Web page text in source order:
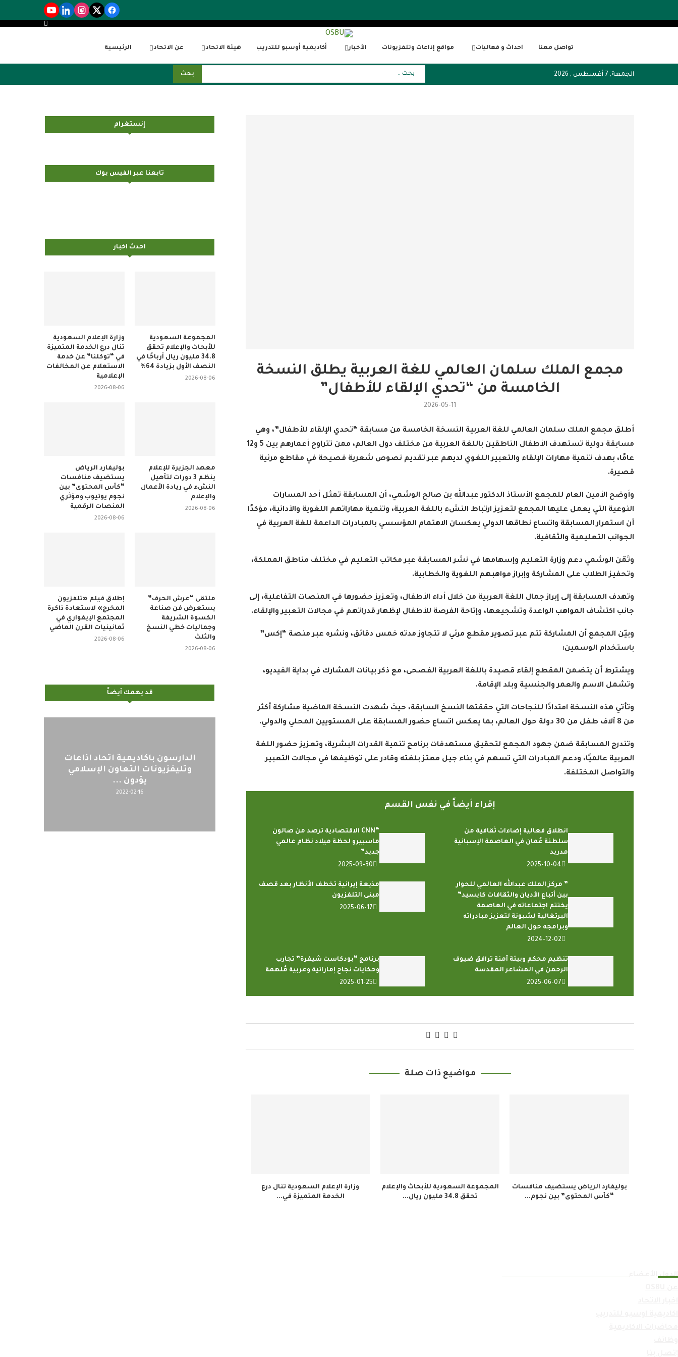
الرئيسية عن الاتحاد هيئة الاتحاد أكاديمية أوسبو للتدريب الأخبار مواقع إذاعات وتلفزيونات احداث و فعاليات تواصل معنا
الجمعة, 7 أغسطس , 2026 بحث
مجمع الملك سلمان العالمي للغة العربية يطلق النسخة
الخامسة من “تحدي الإلقاء للأطفال”
2026-05-11
أطلق مجمع الملك سلمان العالمي للغة العربية النسخة الخامسة من مسابقة “تحدي الإلقاء للأطفال”، وهي
مسابقة دولية تستهدف الأطفال الناطقين باللغة العربية من مختلف دول العالم، ممن تتراوح أعمارهم بين 5 و12
عامًا، بهدف تنمية مهارات الإلقاء والتعبير اللغوي لديهم عبر تقديم نصوص شعرية فصيحة في مقاطع مرئية
قصيرة.
وأوضح الأمين العام للمجمع الأستاذ الدكتور عبدالله بن صالح الوشمي، أن المسابقة تمثل أحد المسارات
النوعية التي يعمل عليها المجمع لتعزيز ارتباط النشء باللغة العربية، وتنمية مهاراتهم اللغوية والأدائية، مؤكدًا
أن استمرار المسابقة واتساع نطاقها الدولي يعكسان الاهتمام المؤسسي بالمبادرات الداعمة للغة العربية في
الجوانب التعليمية والثقافية.
وثمّن الوشمي دعم وزارة التعليم وإسهامها في نشر المسابقة عبر مكاتب التعليم في مختلف مناطق المملكة،
وتحفيز الطلاب على المشاركة وإبراز مواهبهم اللغوية والخطابية.
وتهدف المسابقة إلى إبراز جمال اللغة العربية من خلال أداء الأطفال، وتعزيز حضورها في المنصات التفاعلية، إلى
جانب اكتشاف المواهب الواعدة وتشجيعها، وإتاحة الفرصة للأطفال لإظهار قدراتهم في مجالات التعبير والإلقاء.
وبيّن المجمع أن المشاركة تتم عبر تصوير مقطع مرئي لا تتجاوز مدته خمس دقائق، ونشره عبر منصة “إكس”
باستخدام الوسمين:
ويشترط أن يتضمن المقطع إلقاء قصيدة باللغة العربية الفصحى، مع ذكر بيانات المشارك في بداية الفيديو،
وتشمل الاسم والعمر والجنسية وبلد الإقامة.
وتأتي هذه النسخة امتدادًا للنجاحات التي حققتها النسخ السابقة، حيث شهدت النسخة الماضية مشاركة أكثر
من 8 آلاف طفل من 30 دولة حول العالم، بما يعكس اتساع حضور المسابقة على المستويين المحلي والدولي
.
وتندرج المسابقة ضمن جهود المجمع لتحقيق مستهدفات برنامج تنمية القدرات البشرية، وتعزيز حضور اللغة
العربية عالميًا، ودعم المبادرات التي تسهم في بناء جيل معتز بلغته وقادر على توظيفها في مجالات التعبير
والتواصل المختلفة.
إقراء أيضاً في نفس القسم
انطلاق فعالية إضاءات ثقافية من
سلطنة عُمان في العاصمة الإسبانية
مدريد
2025-10-04
“CNN الاقتصادية ترصد من صالون
ماسبيرو لحظة ميلاد نظام عالمي
جديد”
2025-09-30
” مركز الملك عبدالله العالمي للحوار
بين أتباع الأديان والثقافات كايسيد”
يختتم اجتماعاته في العاصمة
البرتغالية لشبونة لتعزيز مبادراته
وبرامجه حول العالم
2024-12-02
مذيعة إيرانية تخطف الأنظار بعد قصف
مبنى التلفزيون
2025-06-17
تنظيم محكم وبيئة آمنة ترافق ضيوف
الرحمن في المشاعر المقدسة
2025-06-07
برنامج “بودكاست شيفرة” تجارب
وحكايات نجاح إماراتية وعربية مُلهمة
2025-01-25
مواضيع ذات صلة
وزارة الإعلام السعودية تنال درع
الخدمة المتميزة في...
المجموعة السعودية للأبحاث والإعلام
تحقق 34.8 مليون ريال...
بوليفارد الرياض يستضيف منافسات
“كأس المحتوى” بين نجوم...
إنستغرام
تابعنا عبر الفيس بوك
احدث اخبار
وزارة الإعلام السعودية
تنال درع الخدمة المتميزة
في “توكلنا” عن خدمة
الاستعلام عن المخالفات
الإعلامية
2026-08-06
المجموعة السعودية
للأبحاث والإعلام تحقق
34.8 مليون ريال أرباحًا في
النصف الأول بزيادة 64%
2026-08-06
بوليفارد الرياض
يستضيف منافسات
“كأس المحتوى” بين
نجوم يوتيوب ومؤثري
المنصات الرقمية
2026-08-06
معهد الجزيرة للإعلام
ينظم 3 دورات لتأهيل
النشء في ريادة الأعمال
والإعلام
2026-08-06
إطلاق فيلم «تلفزيون
المخرج» لاستعادة ذاكرة
المجتمع الإيفواري في
ثمانينيات القرن الماضي
2026-08-06
ملتقى “عرش الحرف”
يستعرض فن صناعة
الكسوة الشريفة
وجماليات خطي النسخ
والثلث
2026-08-06
قد يهمك أيضاً
الدارسون باكاديمية اتحاد اذاعات
وتليفزيونات التعاون الإسلامي
يؤدون ...
2022-02-16
الدول الأعضاء